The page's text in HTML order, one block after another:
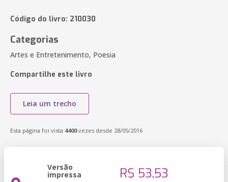
Código do livro: 210030
Categorias
Artes e Entretenimento, Poesia
Compartilhe este livro
Leia um trecho
Esta página foi vista 4400vezes desde 28/05/2016
Versão
impressa R$ 53,53